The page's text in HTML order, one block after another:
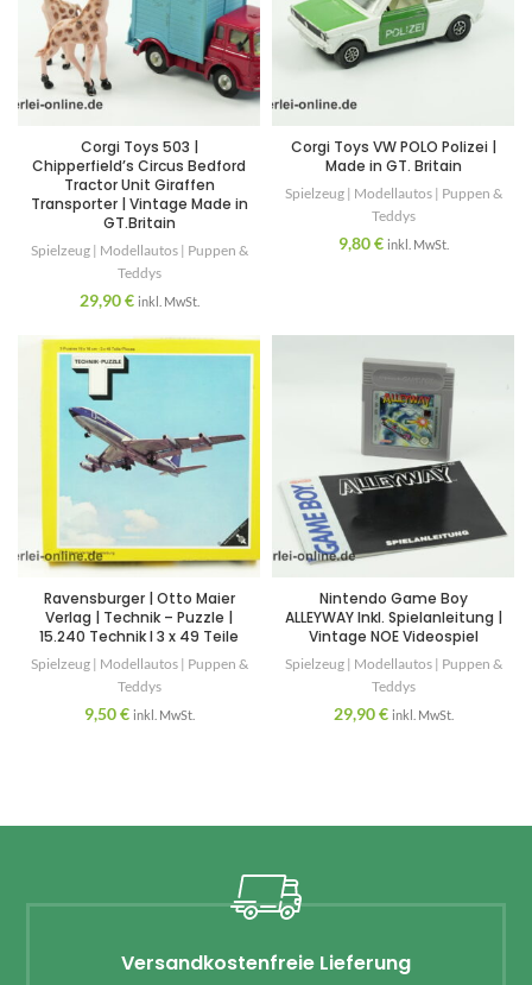
Corgi Toys 503 |
Chipperfield’s Circus Bedford
Tractor Unit Giraffen
Transporter | Vintage Made in
GT.Britain
Spielzeug | Modellautos | Puppen &
Teddys
29,90€ inkl. MwSt.
Corgi Toys VW POLO Polizei |
Made in GT. Britain
Spielzeug | Modellautos | Puppen &
Teddys
9,80€ inkl. MwSt.
Ravensburger | Otto Maier
Verlag | Technik – Puzzle |
15.240 Technik I 3 x 49 Teile
Spielzeug | Modellautos | Puppen &
Teddys
9,50€ inkl. MwSt.
Nintendo Game Boy
ALLEYWAY Inkl. Spielanleitung |
Vintage NOE Videospiel
Spielzeug | Modellautos | Puppen &
Teddys
29,90€ inkl. MwSt.
Versandkostenfreie Lieferung